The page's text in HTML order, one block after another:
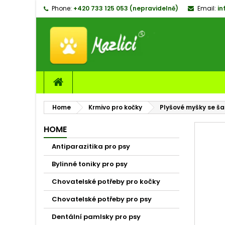
Phone: +420 733 125 053 (nepravidelně) Email:
Home Krmivo pro kočky Plyšové myšky se
HOME
Antiparazitika pro psy
Bylinné toniky pro psy
Chovatelské potřeby pro kočky
Chovatelské potřeby pro psy
Dentální pamlsky pro psy